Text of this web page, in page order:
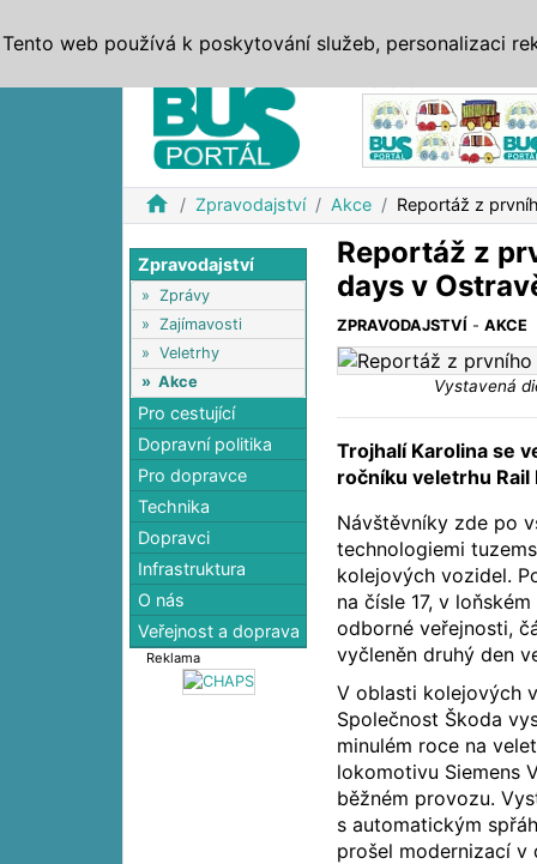
home Zpravodajství Akce Reportáž z
Zpravodajství
» Zprávy
» Zajímavosti
» Veletrhy
» Akce
Pro cestující
Dopravní politika
Pro dopravce
Technika
Dopravci
Infrastruktura
O nás
Veřejnost a doprava
Reklama
Reportáž z
days v
ZPRAVODAJSTVÍ -AKCE
Vystavená
Trojhalí Karolina se
ročníku veletrhu Rail
Návštěvníky zde po
technologiemi
kolejových vozidel.
na čísle 17, v
odborné veřejnosti,
vyčleněn druhý den
V oblasti kolejových
Společnost Škoda
minulém roce na
lokomotivu Siemens
běžném provozu.
s automatickým
prošel modernizací v
Tento web používá k poskytování služeb, personalizaci